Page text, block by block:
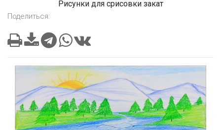
Рисунки для срисовки закат
Поделиться: